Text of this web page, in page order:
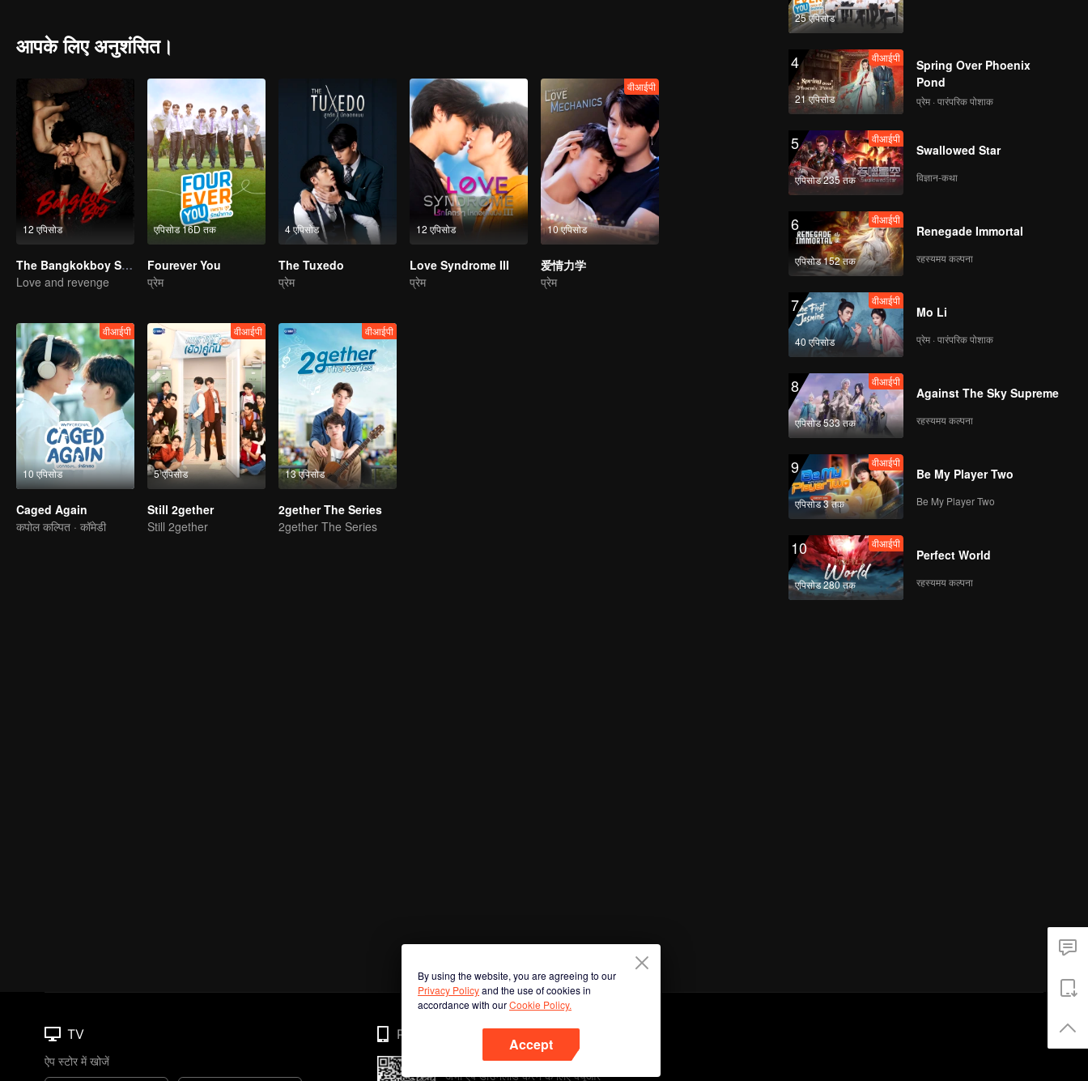
आपके लिए अनुशंसित।
12 एपिसोड
The Bangkokboy Series
Love and revenge
एपिसोड 16D तक
Fourever You
प्रेम
4 एपिसोड
The Tuxedo
प्रेम
12 एपिसोड
Love Syndrome III
प्रेम
10 एपिसोड
वीआईपी
爱情力学
प्रेम
10 एपिसोड
वीआईपी
Caged Again
कपोल कल्पित · कॉमेडी
5 एपिसोड
वीआईपी
Still 2gether
Still 2gether
13 एपिसोड
वीआईपी
2gether The Series
2gether The Series
25 एपिसोड
4
21 एपिसोड
वीआईपी
Spring Over Phoenix
Pond
प्रेम · पारंपरिक पोशाक
5
एपिसोड 235 तक
वीआईपी
Swallowed Star
विज्ञान-कथा
6
एपिसोड 152 तक
वीआईपी
Renegade Immortal
रहस्यमय कल्पना
7
40 एपिसोड
वीआईपी
Mo Li
प्रेम · पारंपरिक पोशाक
8
एपिसोड 533 तक
वीआईपी
Against The Sky Supreme
रहस्यमय कल्पना
9
एपिसोड 3 तक
वीआईपी
Be My Player Two
Be My Player Two
10
एपिसोड 280 तक
वीआईपी
Perfect World
रहस्यमय कल्पना
By using the website, you are agreeing to our
Privacy Policyand the use of cookies in
accordance with ourCookie Policy.
Accept
TV
ऐप स्टोर में खोजें
Phone
अभी ऐप डाउनलोड करने के लिए क्यूआर